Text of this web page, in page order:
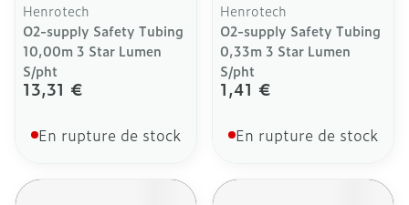
Henrotech
O2-supply Safety Tubing
10,00m 3 Star Lumen
S/pht
13,31 €
En rupture de stock
Henrotech
O2-supply Safety Tubing
0,33m 3 Star Lumen
S/pht
1,41 €
En rupture de stock